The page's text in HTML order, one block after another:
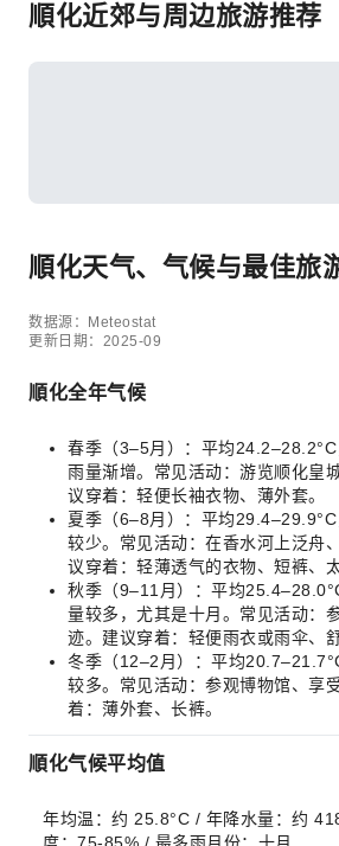
順化近郊与周边旅游推荐
順化天气、气候与最佳旅
数据源：Meteostat
更新日期：2025-09
順化全年气候
春季（3–5月）：平均24.2–28.2°C
雨量渐增。常见活动：游览顺化皇
议穿着：轻便长袖衣物、薄外套。
夏季（6–8月）：平均
较少。常见活动：在香水河上泛舟
议穿着：轻薄透气的衣物、短裤、太
秋季（9–11月）：平均
量较多，尤其是十月。常见活动：
迹。建议穿着：轻便雨衣或雨伞、
冬季（12–2月）：平均
较多。常见活动：参观博物馆、享
着：薄外套、长裤。
順化气候平均值
年均温：约 25.8°C / 年降水量：约